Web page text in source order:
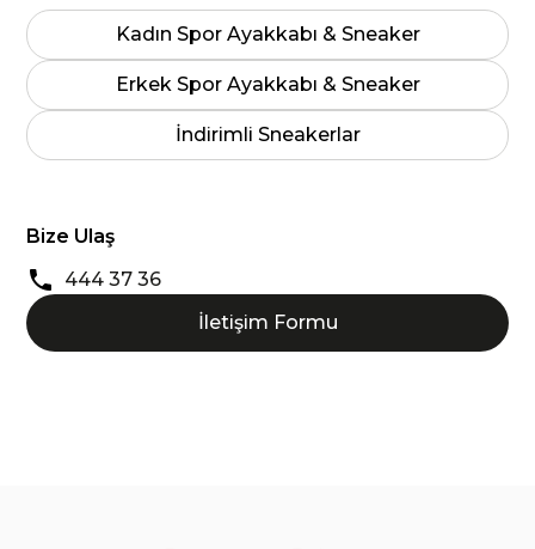
Kadın Spor Ayakkabı & Sneaker
Erkek Spor Ayakkabı & Sneaker
İndirimli Sneakerlar
Bize Ulaş
444 37 36
İletişim Formu